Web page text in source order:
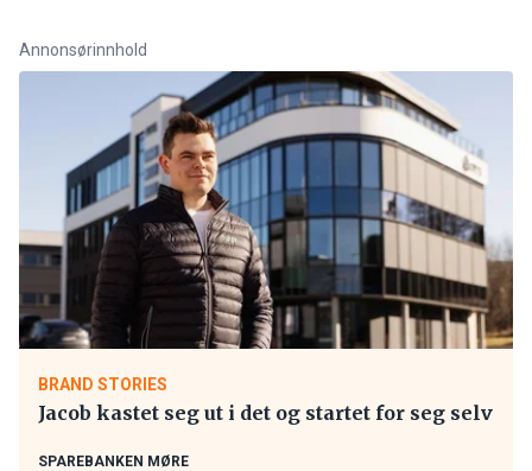
Annonsørinnhold
BRAND STORIES
Jacob kastet seg ut i det og startet for seg selv
SPAREBANKEN MØRE